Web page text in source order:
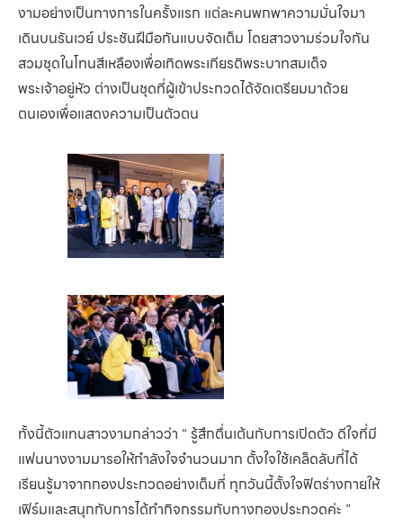
งามอย่างเป็นทางการในครั้งแรก แต่ละคนพกพาความมั่นใจมา
เดินบนรันเวย์ ประชันฝีมือกันแบบจัดเต็ม โดยสาวงามร่วมใจกัน
สวมชุดในโทนสีเหลืองเพื่อเทิดพระเกียรติพระบาทสมเด็จ
พระเจ้าอยู่หัว ต่างเป็นชุดที่ผู้เข้าประกวดได้จัดเตรียมมาด้วย
ตนเองเพื่อแสดงความเป็นตัวตน
ทั้งนี้ตัวแทนสาวงามกล่าวว่า “ รู้สึกตื่นเต้นกับการเปิดตัว ดีใจที่มี
แฟนนางงามมารอให้กำลังใจจำนวนมาก ตั้งใจใช้เคล็ดลับที่ได้
เรียนรู้มาจากกองประกวดอย่างเต็มที่ ทุกวันนี้ตั้งใจฟิตร่างกายให้
เฟิร์มและสนุกกับการได้ทำกิจกรรมกับทางกองประกวดค่ะ ”